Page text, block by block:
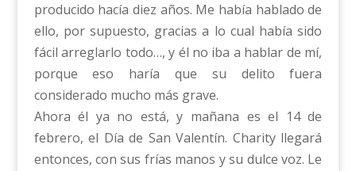
producido hacía diez años. Me había hablado de
ello, por supuesto, gracias a lo cual había sido
fácil arreglarlo todo…, y él no iba a hablar de mí,
porque eso haría que su delito fuera
considerado mucho más grave.
Ahora él ya no está, y mañana es el 14 de
febrero, el Día de San Valentín. Charity llegará
entonces, con sus frías manos y su dulce voz. Le